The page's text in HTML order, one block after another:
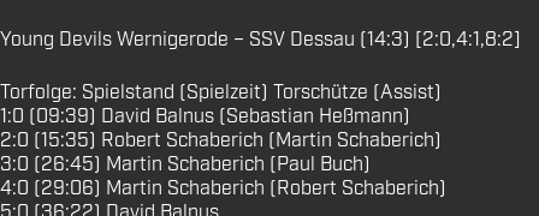
Young Devils Wernigerode – SSV Dessau (14:3) [2:0,4:1,8:2]
Torfolge: Spielstand (Spielzeit) Torschütze (Assist)
1:0 (09:39) David Balnus (Sebastian Heßmann)
2:0 (15:35) Robert Schaberich (Martin Schaberich)
3:0 (26:45) Martin Schaberich (Paul Buch)
4:0 (29:06) Martin Schaberich (Robert Schaberich)